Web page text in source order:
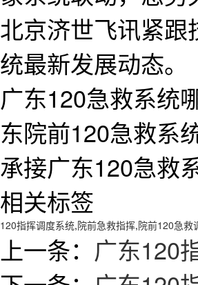
北京济世飞讯紧
统最新发展动态。
广东120急救系统
东院前120急救系
承接广东120急救
相关标签
120指挥调度系统,院前急救指挥,院前120急救
上一条： 广东120